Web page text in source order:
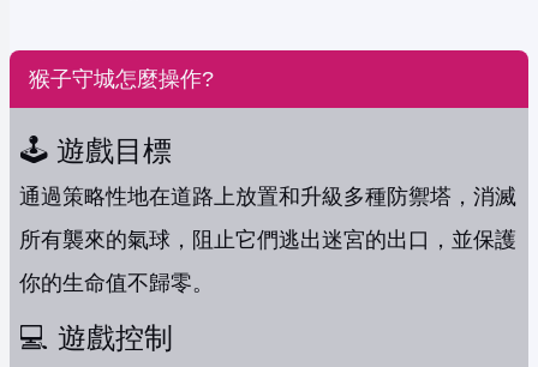
猴子守城怎麼操作?
🕹️ 遊戲目標
通過策略性地在道路上放置和升級多種防禦塔，消滅
所有襲來的氣球，阻止它們逃出迷宮的出口，並保護
你的生命值不歸零。
💻 遊戲控制